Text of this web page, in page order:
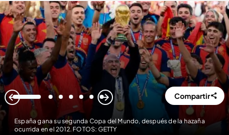
España gana su segunda Copa del Mundo, después de la hazaña
ocurrida en el 2012. FOTOS: GETTY
1 2 3 4 5 6 7 Compartir